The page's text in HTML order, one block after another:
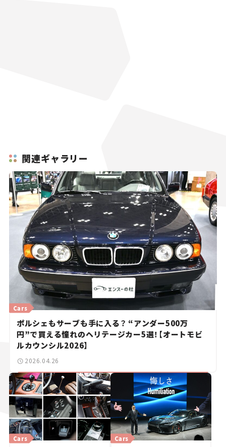
関連ギャラリー
Cars
ポルシェもサーブも手に入る？ “アンダー500万
円”で買える憧れのヘリテージカー5選！【オートモビ
ルカウンシル2026】
2026.04.26
Cars Cars